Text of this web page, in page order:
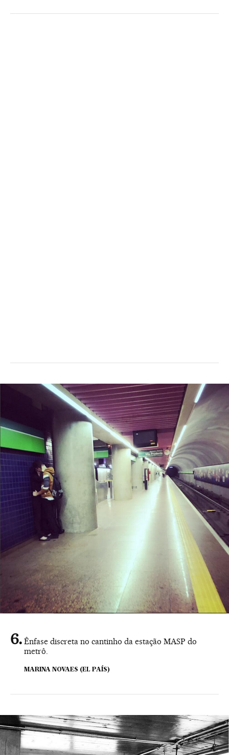
Ênfase discreta no cantinho da estação MASP do
metrô.
MARINA NOVAES (EL PAÍS)